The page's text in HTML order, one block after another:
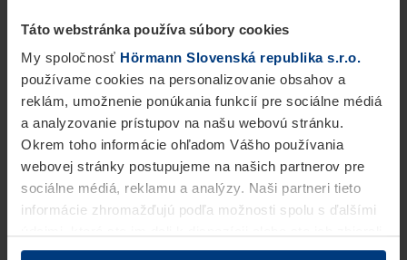
Táto webstránka používa súbory cookies
My spoločnosť Hörmann Slovenská republika s.r.o.
používame cookies na personalizovanie obsahov a
reklám, umožnenie ponúkania funkcií pre sociálne médiá
a analyzovanie prístupov na našu webovú stránku.
Okrem toho informácie ohľadom Vášho používania
webovej stránky postupujeme na našich partnerov pre
sociálne médiá, reklamu a analýzy. Naši partneri tieto
informácie zhromažďujú podľa možnosti spolu s ďalšími
v rámci Vášho využívania služieb.